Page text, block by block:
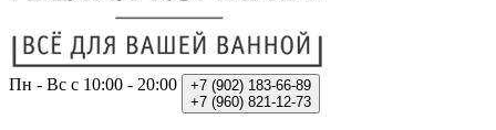
Пн - Вс с 10:00 - 20:00 +7 (902) 183-66-89
+7 (960) 821-12-73